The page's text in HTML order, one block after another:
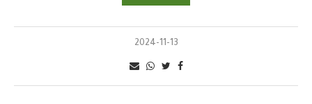
2024-11-13